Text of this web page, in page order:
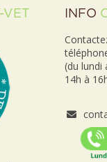
INFO
(du lundi
14h à